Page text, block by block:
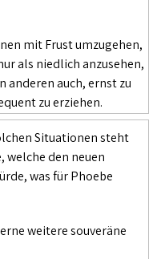
mit Frust umzugehen,
als niedlich anzusehen,
anderen auch, ernst zu
zu erziehen.
Situationen steht
welche den neuen
was für Phoebe
weitere souveräne